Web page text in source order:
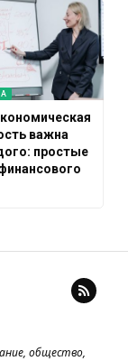
важна
простые
общество,